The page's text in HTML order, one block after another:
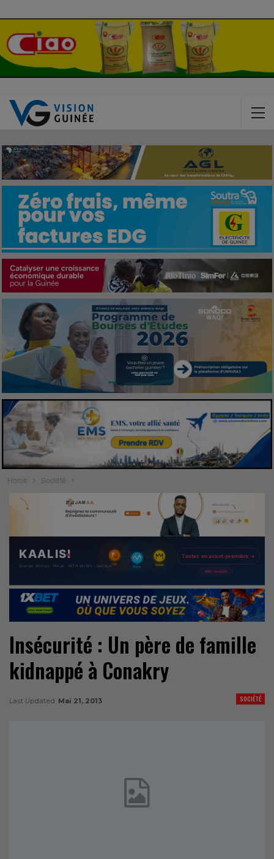
Home Société
Insécurité : Un père de famille
kidnappé à Conakry
SOCIÉTÉ
Last Updated Mai 21, 2013